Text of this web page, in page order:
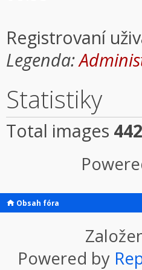
Registrovaní
Legenda:
Statistiky
Total images 442
Obsah fóra
Powered by